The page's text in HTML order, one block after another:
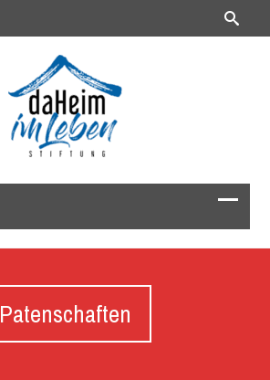
Patenschaften